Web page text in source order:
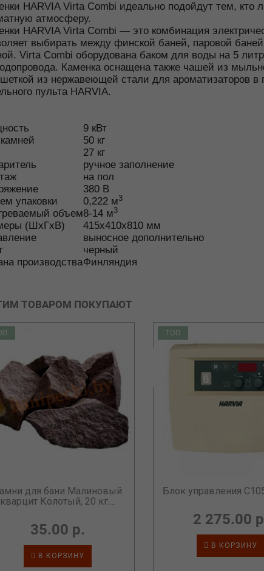
HARVIA Virta Combi идеально подойдут тем, кто
атмосферу.
HARVIA Virta Combi — это комбинация
выбирать между финской баней, паровой
Virta Combi оборудована баком для воды на 5
Каменка оснащена также чашей из
из нержавеющей стали для ароматизаторов в
пульта HARVIA.
9 кВт
50 кг
27 кг
ручное заполнение
на пол
380 В
упаковки
0,222 м3
объем8-14 м3
(ШхГхВ) 415x410x810 мм
выносное дополнительно
черный
производстваФинляндия
ТОВАРОМ ПОКУПАЮТ
для бани Малиновый
кварцит Колотый, 20 кг....
35.00 р.
В КОРЗИНУ
ТОП
Блок управления
2 275.00
В КОРЗИНУ